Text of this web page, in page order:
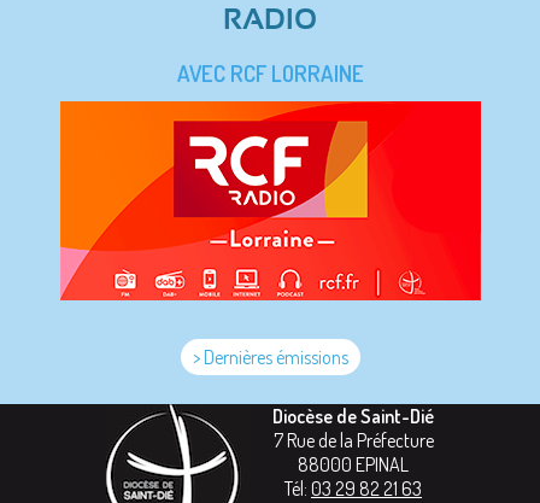
RADIO
AVEC RCF LORRAINE
> Dernières émissions
Diocèse de Saint-Dié
7 Rue de la Préfecture
88000 EPINAL
Tél: 03 29 82 21 63